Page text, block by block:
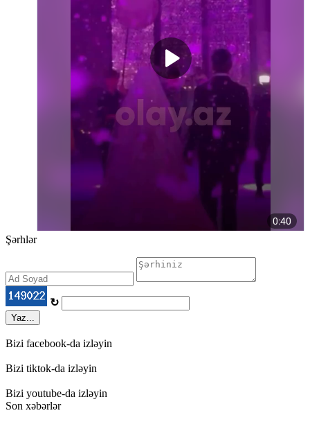
Şərhlər
↻
Yaz...
Bizi facebook-da izləyin
Bizi tiktok-da izləyin
Bizi youtube-da izləyin
Son xəbərlər